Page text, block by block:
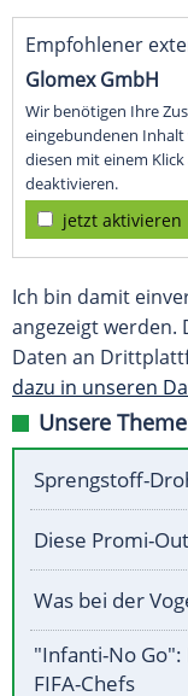
Empfohlener
Glomex GmbH
Wir benötigen Ihre
eingebundenen Inhalt
diesen mit einem
deaktivieren.
jetzt aktivieren
Ich bin damit
angezeigt werden.
Daten an
dazu in unseren
Unsere
Sprengstoff-
Diese Promi-
Was bei der
"Infanti-No
FIFA-Chefs